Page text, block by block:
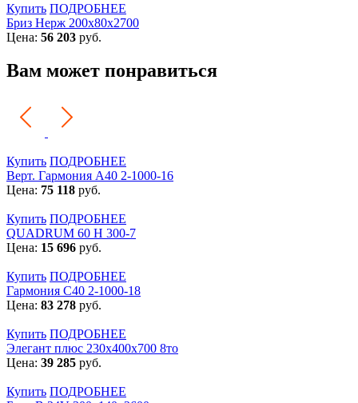
Купить ПОДРОБНЕЕ
Бриз Нерж 200х80х2700
Цена: 56 203 руб.
Вам может понравиться
Купить ПОДРОБНЕЕ
Верт. Гармония А40 2-1000-16
Цена: 75 118 руб.
Купить ПОДРОБНЕЕ
QUADRUM 60 H 300-7
Цена: 15 696 руб.
Купить ПОДРОБНЕЕ
Гармония С40 2-1000-18
Цена: 83 278 руб.
Купить ПОДРОБНЕЕ
Элегант плюс 230x400x700 8то
Цена: 39 285 руб.
Купить ПОДРОБНЕЕ